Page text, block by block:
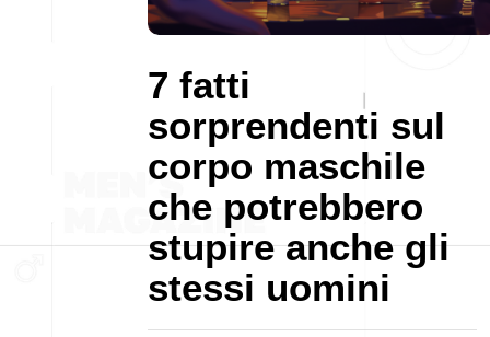
7 fatti
sorprendenti sul
corpo maschile
che potrebbero
stupire anche gli
stessi uomini